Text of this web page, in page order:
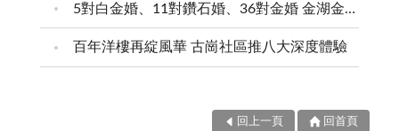
5對白金婚、11對鑽石婚、36對金婚 金湖金沙夫妻共享榮耀時刻 陳福海表揚金鑽婚夫妻 向半世紀相守家庭典範致敬
百年洋樓再綻風華 古崗社區推八大深度體驗
回上一頁 回首頁